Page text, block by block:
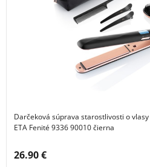
Darčeková súprava starostlivosti o vlasy
ETA Fenité 9336 90010 čierna
Cena s DPH:
26.90 €